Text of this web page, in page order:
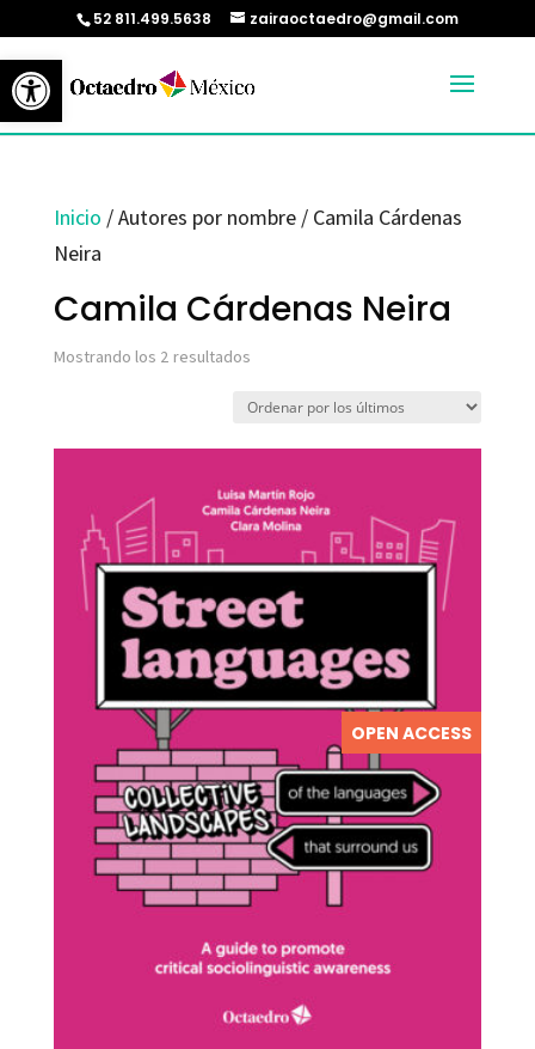
Abrir barra de herramientas
52 811.499.5638 zairaoctaedro@gmail.com
Inicio / Autores por nombre / Camila Cárdenas
Neira
Camila Cárdenas Neira
Mostrando los 2 resultadosOrdenado
OPEN ACCESS